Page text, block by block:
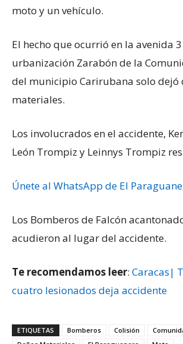
moto y un vehículo.
El hecho que ocurrió en la avenida
urbanización Zarabón de la
del municipio Carirubana solo dejó
materiales.
Los involucrados en el accidente,
León Trompiz y Leinnys Trompiz
Únete al WhatsApp de El
Los Bomberos de Falcón
acudieron al lugar del accidente.
Te recomendamos leer: Caracas|
cuatro lesionados deja accidente
ETIQUETAS Bomberos Colisión